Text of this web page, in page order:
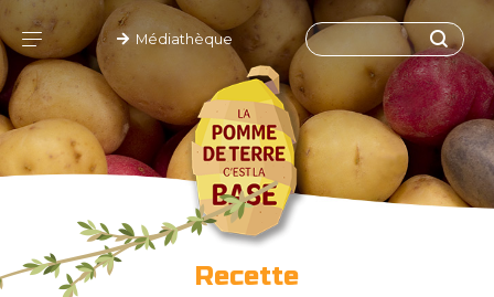
Médiathèque
Recette